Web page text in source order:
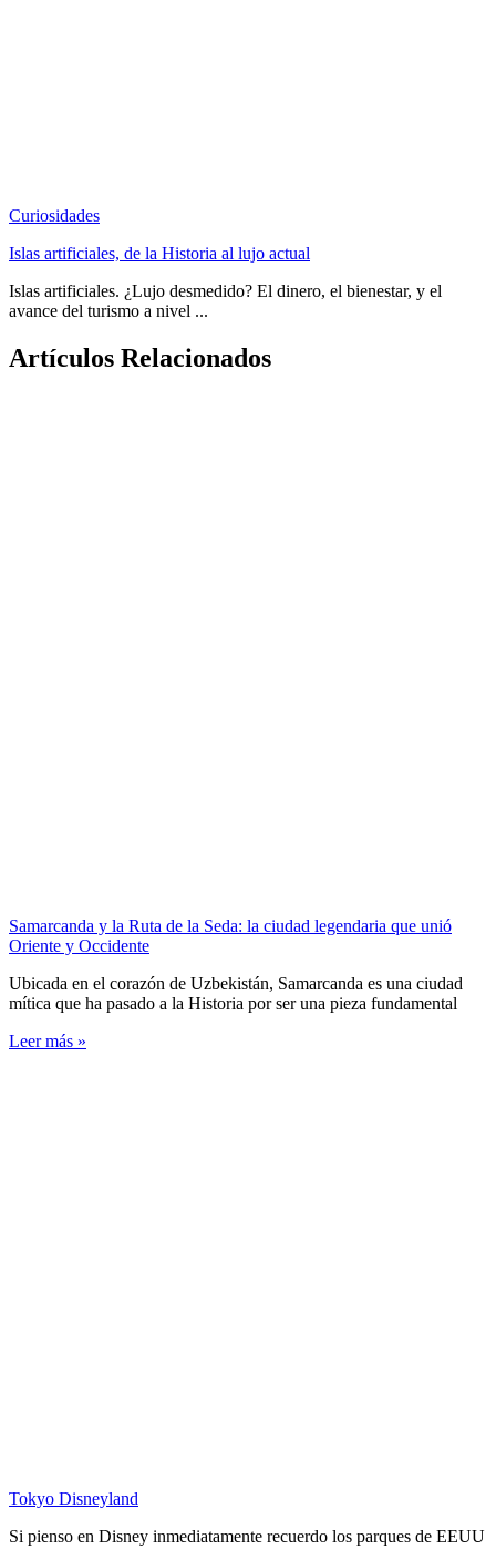
Curiosidades
Islas artificiales, de la Historia al lujo actual
Islas artificiales. ¿Lujo desmedido? El dinero, el bienestar, y el
avance del turismo a nivel ...
Artículos Relacionados
Samarcanda y la Ruta de la Seda: la ciudad legendaria que unió
Oriente y Occidente
Ubicada en el corazón de Uzbekistán, Samarcanda es una ciudad
mítica que ha pasado a la Historia por ser una pieza fundamental
Leer más »
Tokyo Disneyland
Si pienso en Disney inmediatamente recuerdo los parques de EEUU